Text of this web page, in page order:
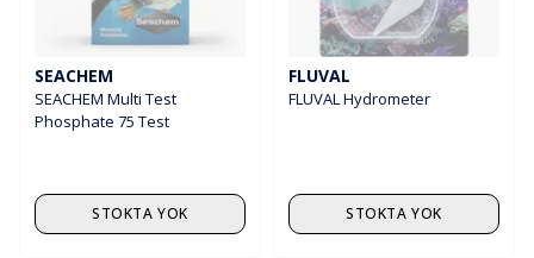
SEACHEM
SEACHEM Multi Test
Phosphate 75 Test
STOKTA YOK
FLUVAL
FLUVAL Hydrometer
STOKTA YOK